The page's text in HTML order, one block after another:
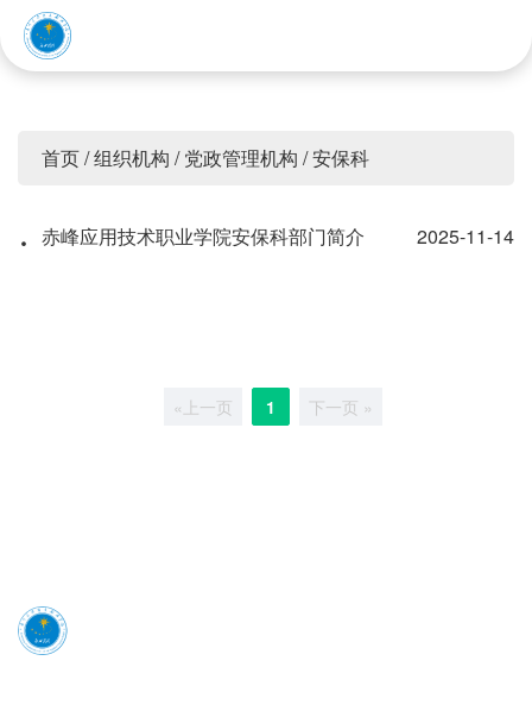
首页/组织机构 /党政管理机构 /安保科
2025-11-14
· 赤峰应用技术职业学院安保科部门简介
«上一页 1 下一页 »